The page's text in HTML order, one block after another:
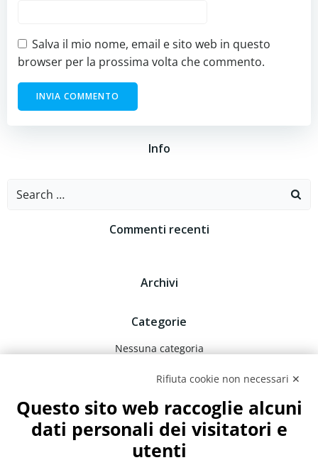
Salva il mio nome, email e sito web in questo
browser per la prossima volta che commento.
Info
Search
Commenti recenti
Archivi
Categorie
Nessuna categoria
Meta
Accedi
Feed dei contenuti
Feed dei commenti
Rifiuta cookie non necessari ✕
Questo sito web raccoglie alcuni
dati personali dei visitatori e
utenti